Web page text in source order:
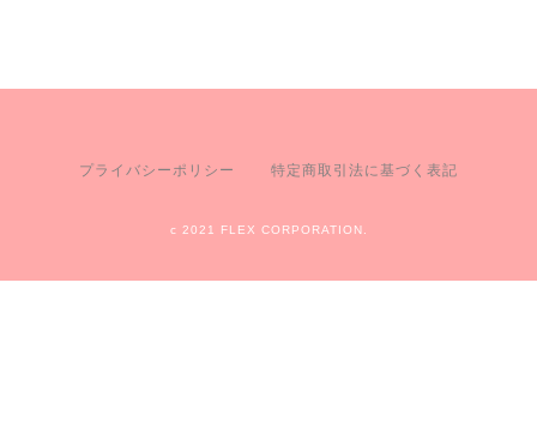
プライバシーポリシー 特定商取引法に基づく表記
c 2021 FLEX CORPORATION.